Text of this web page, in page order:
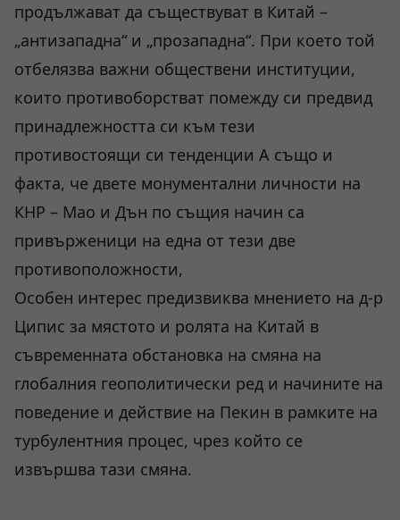
продължават да съществуват в Китай –
„антизападна“ и „прозападна“. При което той
отбелязва важни обществени институции,
които противоборстват помежду си предвид
принадлежността си към тези
противостоящи си тенденции А също и
факта, че двете монументални личности на
КНР – Мао и Дън по същия начин са
привърженици на една от тези две
противоположности,
Особен интерес предизвиква мнението на д-р
Ципис за мястото и ролята на Китай в
съвременната обстановка на смяна на
глобалния геополитически ред и начините на
поведение и действие на Пекин в рамките на
турбулентния процес, чрез който се
извършва тази смяна.